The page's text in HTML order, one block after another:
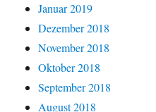
Januar 2019
Dezember 2018
November 2018
Oktober 2018
September 2018
August 2018